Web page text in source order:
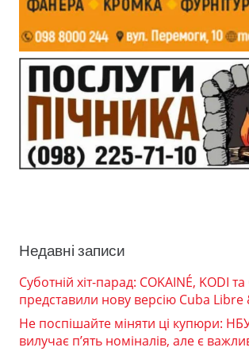
Недавні записи
Суботній хіт-парад: COKAINÉ, KODI
представили нову версію Cuba Libre
Не поспішайте міняти ці купюри:
вилучає п’ять номіналів, але є